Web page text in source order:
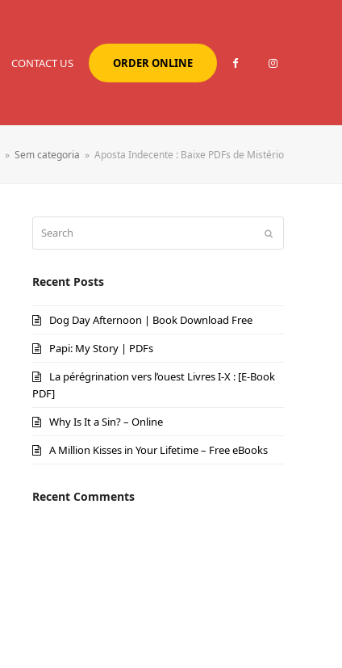
CONTACT US ORDER ONLINE
» Sem categoria » Aposta Indecente : Baixe PDFs de Mistério
Recent Posts
Dog Day Afternoon | Book Download Free
Papi: My Story | PDFs
La pérégrination vers l’ouest Livres I-X : [E-Book
PDF]
Why Is It a Sin? – Online
A Million Kisses in Your Lifetime – Free eBooks
Recent Comments